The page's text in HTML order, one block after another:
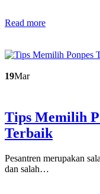
Read more
19Mar
Tips Memilih
Terbaik
Pesantren merupakan
dan salah…